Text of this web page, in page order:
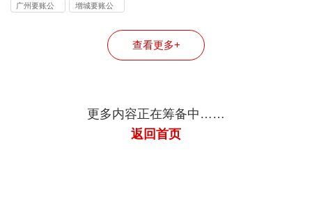
广州要账公
增城要账公
查看更多+
更多内容正在筹备中……
返回首页